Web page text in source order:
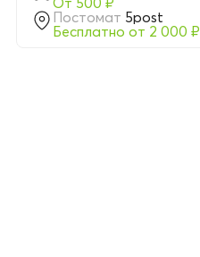
Постомат 5post
Бесплатно от 2 000 ₽